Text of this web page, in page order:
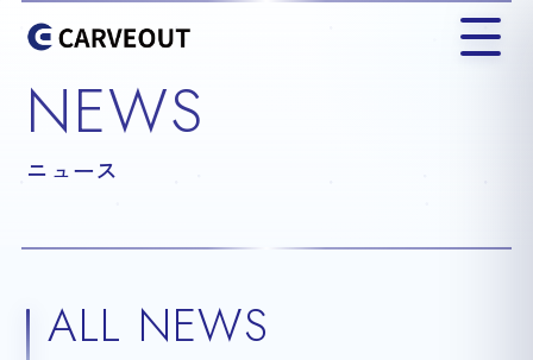
NEWS
ニュース
ALL NEWS